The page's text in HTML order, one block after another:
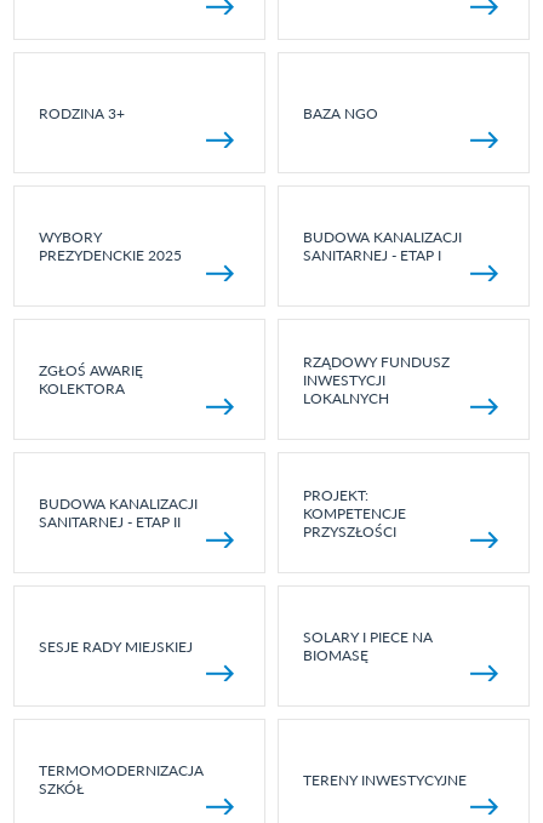
RODZINA 3+ BAZA NGO
WYBORY
PREZYDENCKIE 2025
BUDOWA KANALIZACJI
SANITARNEJ - ETAP I
ZGŁOŚ AWARIĘ
KOLEKTORA
RZĄDOWY FUNDUSZ
INWESTYCJI
LOKALNYCH
BUDOWA KANALIZACJI
SANITARNEJ - ETAP II
PROJEKT:
KOMPETENCJE
PRZYSZŁOŚCI
SESJE RADY MIEJSKIEJ
SOLARY I PIECE NA
BIOMASĘ
TERMOMODERNIZACJA
SZKÓŁ
TERENY INWESTYCYJNE